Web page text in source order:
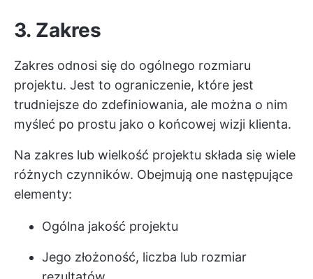
3. Zakres
Zakres odnosi się do ogólnego rozmiaru
projektu. Jest to ograniczenie, które jest
trudniejsze do zdefiniowania, ale można o nim
myśleć po prostu jako o końcowej wizji klienta.
Na zakres lub wielkość projektu składa się wiele
różnych czynników. Obejmują one następujące
elementy:
Ogólna jakość projektu
Jego złożoność, liczba lub rozmiar